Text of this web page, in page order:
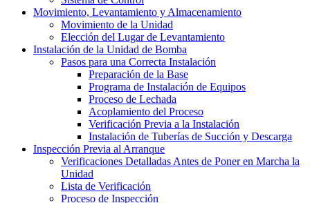
Movimiento, Levantamiento y Almacenamiento
Movimiento de la Unidad
Elección del Lugar de Levantamiento
Instalación de la Unidad de Bomba
Pasos para una Correcta Instalación
Preparación de la Base
Programa de Instalación de Equipos
Proceso de Lechada
Acoplamiento del Proceso
Verificación Previa a la Instalación
Instalación de Tuberías de Succión y Descarga
Inspección Previa al Arranque
Verificaciones Detalladas Antes de Poner en Marcha la
Unidad
Lista de Verificación
Proceso de Inspección